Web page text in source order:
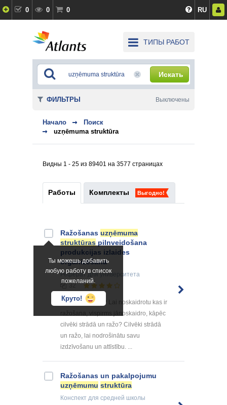
0 0 0 RU
ТИПЫ РАБОТ
Искать
Начало
Поиск
uzņēmuma struktūra
Видны 1 - 25 из 89401 на 3577 страницах
Работы Комплекты Выгодно!
Ты можешь добавить
любую работу в список
пожеланий.
Круто!
Ražošanas uzņēmuma
struktūras pilnveidošana
produkcijas izlaides
organizēšana
Реферат для университета
Kas ir ražošana? Lai noskaidrotu kas ir
ražošana, vispirms jānoskaidro, kāpēc
cilvēki strādā un ražo? Cilvēki strādā
un ražo, lai nodrošinātu savu
izdzīvošanu un attīstību. ...
Ražošanas un pakalpojumu
uzņēmumu struktūra
Конспект для средней школы
ФИЛЬТРЫ Выключены